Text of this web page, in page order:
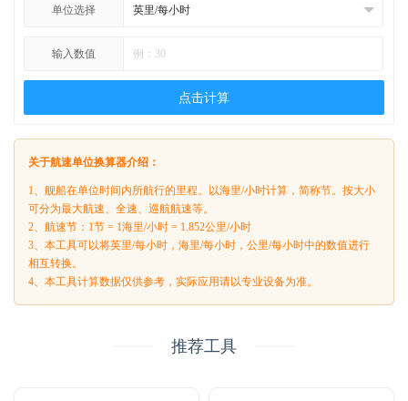
单位选择
输入数值
点击计算
关于航速单位换算器介绍：
1、舰船在单位时间内所航行的里程。以海里/小时计算，简称节。按大小
可分为最大航速、全速、巡航航速等。
2、航速节：1节 = 1海里/小时 = 1.852公里/小时
3、本工具可以将英里/每小时，海里/每小时，公里/每小时中的数值进行
相互转换。
4、本工具计算数据仅供参考，实际应用请以专业设备为准。
推荐工具